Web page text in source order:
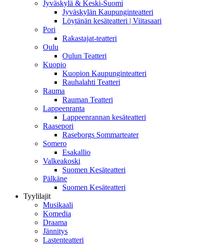
Jyväskylä & Keski-Suomi
Jyväskylän Kaupunginteatteri
Löytänän kesäteatteri | Viitasaari
Pori
Rakastajat-teatteri
Oulu
Oulun Teatteri
Kuopio
Kuopion Kaupunginteatteri
Rauhalahti Teatteri
Rauma
Rauman Teatteri
Lappeenranta
Lappeenrannan kesäteatteri
Raasepori
Raseborgs Sommarteater
Somero
Esakallio
Valkeakoski
Suomen Kesäteatteri
Pälkäne
Suomen Kesäteatteri
Tyylilajit
Musikaali
Komedia
Draama
Jännitys
Lastenteatteri